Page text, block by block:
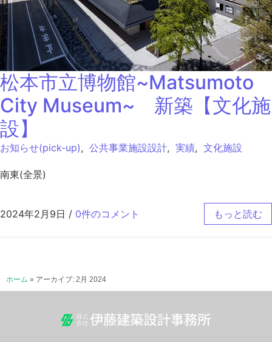
松本市立博物館~Matsumoto
City Museum~ 新築【文化施
設】
お知らせ(pick-up), 公共事業施設設計, 実績, 文化施設
南東(全景)
2024年2月9日 / 0件のコメント もっと読む
ホーム » アーカイブ: 2月 2024